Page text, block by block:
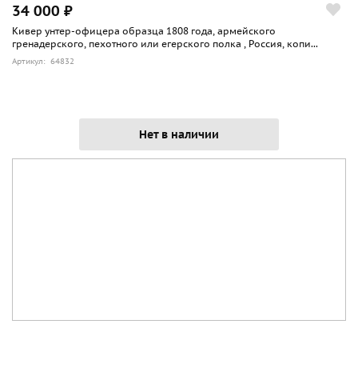
34 000 ₽
Кивер унтер-офицера образца 1808 года, армейского
гренадерского, пехотного или егерского полка , Россия, копи...
Артикул: 64832
Нет в наличии